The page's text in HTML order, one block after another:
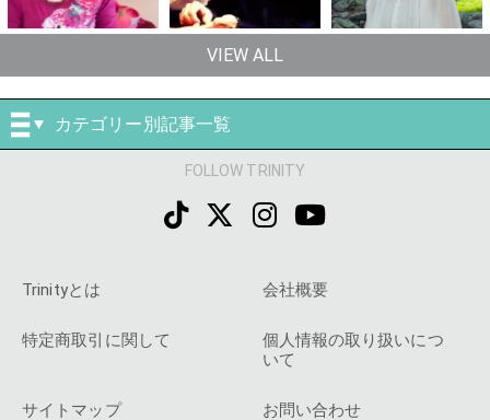
VIEW ALL
カテゴリー別記事一覧
FOLLOW TRINITY
Trinityとは 会社概要
特定商取引に関して
個人情報の取り扱いにつ
いて
サイトマップ お問い合わせ